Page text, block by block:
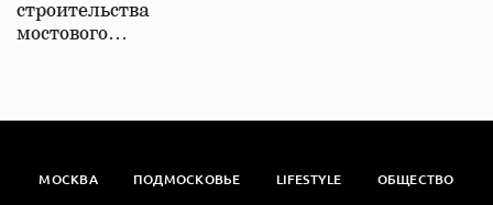
строительства
мостового…
МОСКВА ПОДМОСКОВЬЕ LIFESTYLE ОБЩЕСТВО